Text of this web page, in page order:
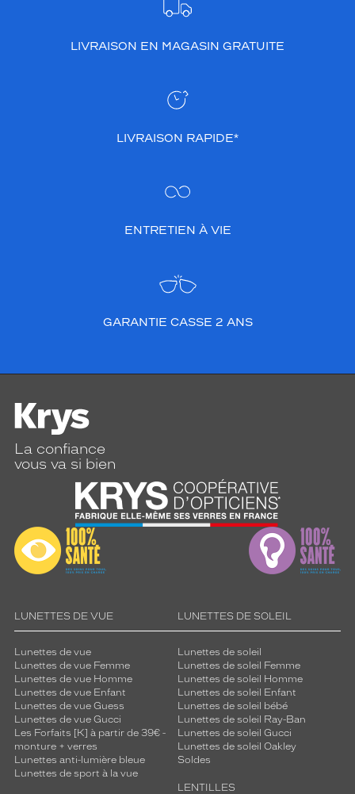
LIVRAISON EN MAGASIN GRATUITE
LIVRAISON RAPIDE*
ENTRETIEN À VIE
GARANTIE CASSE 2 ANS
La confiance
vous va si bien
LUNETTES DE VUE
Lunettes de vue
Lunettes de vue Femme
Lunettes de vue Homme
Lunettes de vue Enfant
Lunettes de vue Guess
Lunettes de vue Gucci
Les Forfaits [K] à partir de 39€ -
monture + verres
Lunettes anti-lumière bleue
Lunettes de sport à la vue
LUNETTES DE SOLEIL
Lunettes de soleil
Lunettes de soleil Femme
Lunettes de soleil Homme
Lunettes de soleil Enfant
Lunettes de soleil bébé
Lunettes de soleil Ray-Ban
Lunettes de soleil Gucci
Lunettes de soleil Oakley
Soldes
LENTILLES